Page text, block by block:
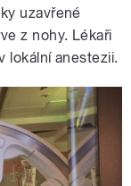
uzavřené
z nohy. Lékaři
lokální anestezii.